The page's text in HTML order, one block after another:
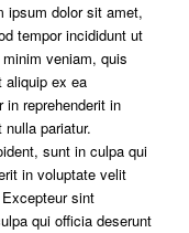
ipsum dolor sit amet,
tempor incididunt ut
veniam, quis
aliquip ex ea
reprehenderit in
pariatur.
sunt in culpa qui
in voluptate velit
sint
qui officia deserunt